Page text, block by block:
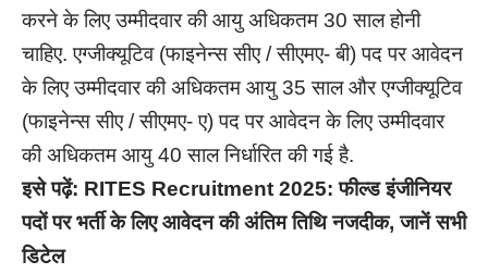
करने के लिए उम्मीदवार की आयु अधिकतम 30 साल होनी
चाहिए. एग्जीक्यूटिव (फाइनेन्स सीए / सीएमए- बी) पद पर आवेदन
के लिए उम्मीदवार की अधिकतम आयु 35 साल और एग्जीक्यूटिव
(फाइनेन्स सीए / सीएमए- ए) पद पर आवेदन के लिए उम्मीदवार
की अधिकतम आयु 40 साल निर्धारित की गई है.
इसे पढ़ें: RITES Recruitment 2025: फील्ड इंजीनियर
पदों पर भर्ती के लिए आवेदन की अंतिम तिथि नजदीक, जानें सभी
डिटेल